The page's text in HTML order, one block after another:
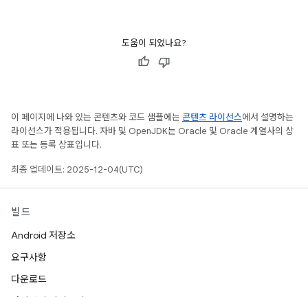
도움이 되었나요?
이 페이지에 나와 있는 콘텐츠와 코드 샘플에는 콘텐츠 라이선스에서 설명하는
라이선스가 적용됩니다. 자바 및 OpenJDK는 Oracle 및 Oracle 계열사의 상
표 또는 등록 상표입니다.
최종 업데이트: 2025-12-04(UTC)
빌드
Android 저장소
요구사항
다운로드